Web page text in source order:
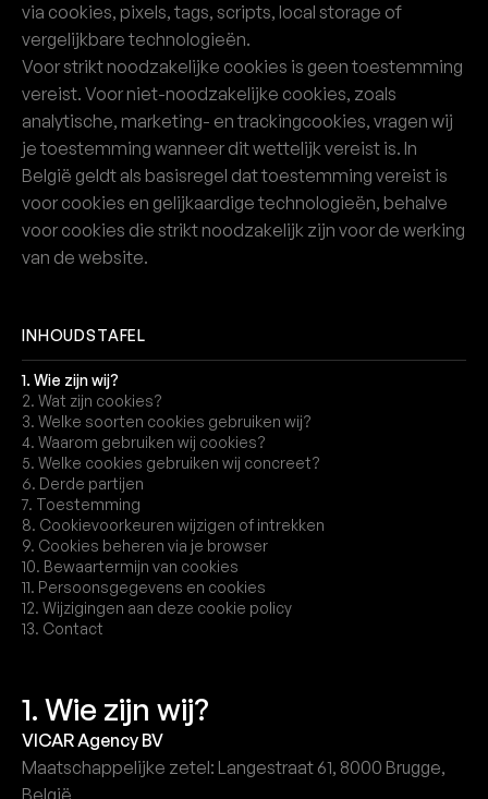
via cookies, pixels, tags, scripts, local storage of
vergelijkbare technologieën.
Voor strikt noodzakelijke cookies is geen toestemming
vereist. Voor niet-noodzakelijke cookies, zoals
analytische, marketing- en trackingcookies, vragen wij
je toestemming wanneer dit wettelijk vereist is. In
België geldt als basisregel dat toestemming vereist is
voor cookies en gelijkaardige technologieën, behalve
voor cookies die strikt noodzakelijk zijn voor de werking
van de website.
INHOUDSTAFEL
1. Wie zijn wij?
2. Wat zijn cookies?
3. Welke soorten cookies gebruiken wij?
4. Waarom gebruiken wij cookies?
5. Welke cookies gebruiken wij concreet?
6. Derde partijen
7. Toestemming
8. Cookievoorkeuren wijzigen of intrekken
9. Cookies beheren via je browser
10. Bewaartermijn van cookies
11. Persoonsgegevens en cookies
12. Wijzigingen aan deze cookie policy
13. Contact
1. Wie zijn wij?
VICAR Agency BV
Maatschappelijke zetel: Langestraat 61, 8000 Brugge,
België